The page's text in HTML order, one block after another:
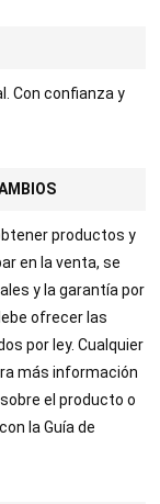
Con confianza y
productos y
en la venta, se
y la garantía por
ofrecer las
por ley. Cualquier
más información
el producto o
la Guía de